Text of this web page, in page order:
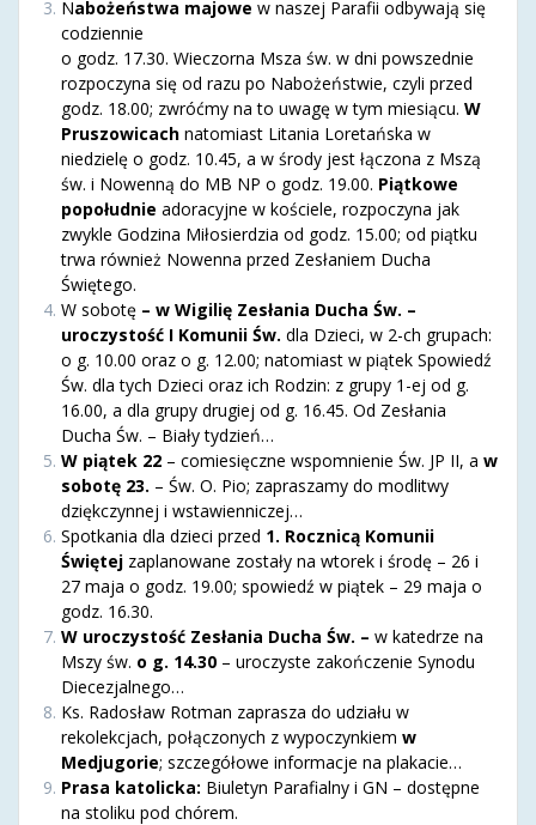
Nabożeństwa majowe w naszej Parafii odbywają się
codziennie
o godz. 17.30. Wieczorna Msza św. w dni powszednie
rozpoczyna się od razu po Nabożeństwie, czyli przed
godz. 18.00; zwróćmy na to uwagę w tym miesiącu. W
Pruszowicach natomiast Litania Loretańska w
niedzielę o godz. 10.45, a w środy jest łączona z Mszą
św. i Nowenną do MB NP o godz. 19.00. Piątkowe
popołudnie adoracyjne w kościele, rozpoczyna jak
zwykle Godzina Miłosierdzia od godz. 15.00; od piątku
trwa również Nowenna przed Zesłaniem Ducha
Świętego.
W sobotę – w Wigilię Zesłania Ducha Św. –
uroczystość I Komunii Św. dla Dzieci, w 2-ch grupach:
o g. 10.00 oraz o g. 12.00; natomiast w piątek Spowiedź
Św. dla tych Dzieci oraz ich Rodzin: z grupy 1-ej od g.
16.00, a dla grupy drugiej od g. 16.45. Od Zesłania
Ducha Św. – Biały tydzień…
W piątek 22 – comiesięczne wspomnienie Św. JP II, a w
sobotę 23. – Św. O. Pio; zapraszamy do modlitwy
dziękczynnej i wstawienniczej…
Spotkania dla dzieci przed 1. Rocznicą Komunii
Świętej zaplanowane zostały na wtorek i środę – 26 i
27 maja o godz. 19.00; spowiedź w piątek – 29 maja o
godz. 16.30.
W uroczystość Zesłania Ducha Św. – w katedrze na
Mszy św. o g. 14.30 – uroczyste zakończenie Synodu
Diecezjalnego…
Ks. Radosław Rotman zaprasza do udziału w
rekolekcjach, połączonych z wypoczynkiem w
Medjugorie; szczegółowe informacje na plakacie…
Prasa katolicka: Biuletyn Parafialny i GN – dostępne
na stoliku pod chórem.